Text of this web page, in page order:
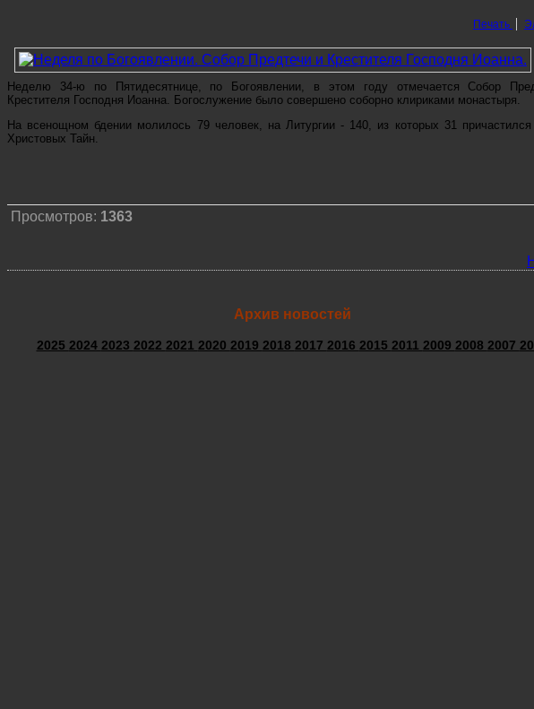
Печать
Неделю 34-ю по Пятидесятнице, по Богоявлении, в этом году отмечается Собор
Крестителя Господня Иоанна. Богослужение было совершено соборно клириками монастыря.
На всенощном бдении молилось 79 человек, на Литургии - 140, из которых 31
Христовых Тайн.
Просмотров: 1363
Архив новостей
2025 2024 2023 2022 2021 2020 2019 2018 2017 2016 2015 2011 2009 2008 2007